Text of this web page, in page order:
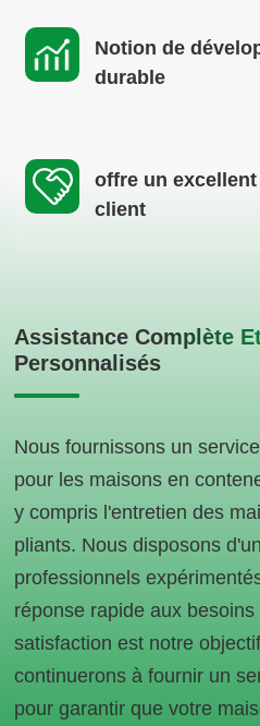
Notion de
durable
offre un
client
Assistance Complète
Personnalisés
Nous fournissons un
pour les maisons en
y compris l'entretien des
pliants. Nous disposons
professionnels
réponse rapide aux
satisfaction est notre
continuerons à fournir un
pour garantir que votre